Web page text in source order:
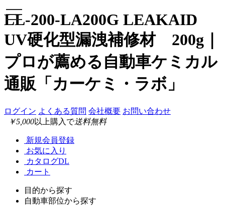
LL-200-LA200G LEAKAID
UV硬化型漏洩補修材 200g｜
プロが薦める自動車ケミカル
通販「カーケミ・ラボ」
ログイン よくある質問 会社概要 お問い合わせ
￥5,000以上購入で送料無料
新規会員登録
お気に入り
カタログDL
カート
目的から探す
自動車部位から探す
toggle
navigation